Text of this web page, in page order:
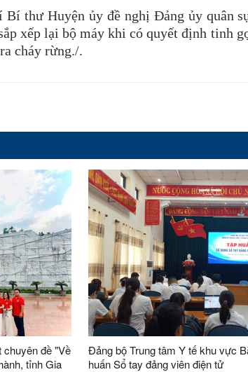
Bí thư Huyện ủy đề nghị Đảng ủy quân
xếp lại bộ máy khi có quyết định tinh
cháy rừng./.
đề "Về
tỉnh Gia
Đảng bộ Trung tâm Y tế khu vực
huấn Sổ tay đảng viên điện tử